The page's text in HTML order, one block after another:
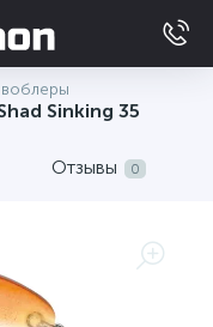
Sinking 35
Отзывы 0